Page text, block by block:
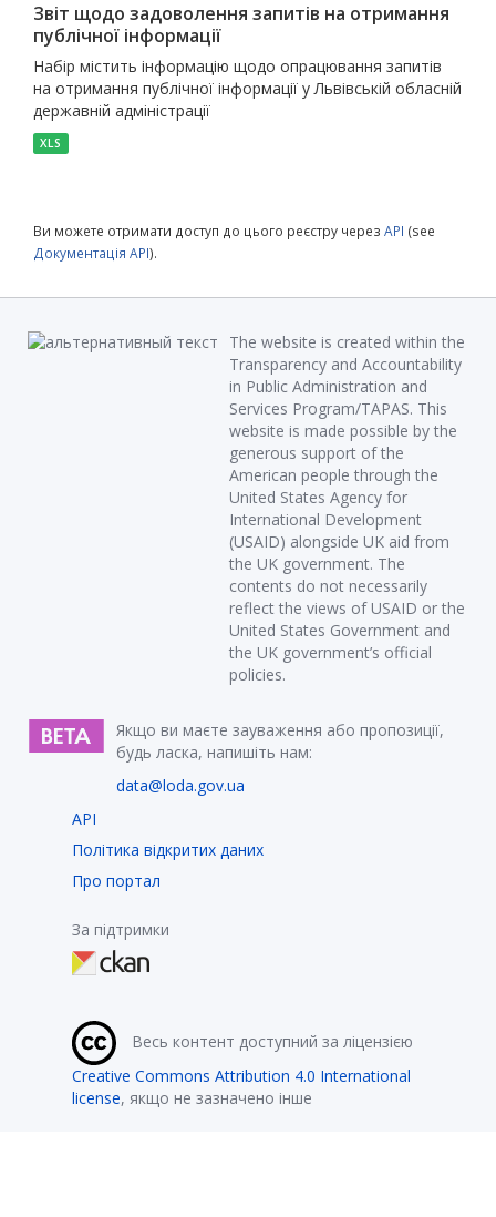
Звіт щодо задоволення запитів на отримання
публічної інформації
Набір містить інформацію щодо опрацювання запитів
на отримання публічної інформації у Львівській обласній
державній адміністрації
XLS
Ви можете отримати доступ до цього реєстру через API (see
Документація API).
The website is created within the
Transparency and Accountability
in Public Administration and
Services Program/TAPAS. This
website is made possible by the
generous support of the
American people through the
United States Agency for
International Development
(USAID) alongside UK aid from
the UK government. The
contents do not necessarily
reflect the views of USAID or the
United States Government and
the UK government’s official
policies.
Якщо ви маєте зауваження або пропозиції,
будь ласка, напишіть нам:
data@loda.gov.ua
API
Політика відкритих даних
Про портал
За підтримки
Весь контент доступний за ліцензією
Creative Commons Attribution 4.0 International
license, якщо не зазначено інше